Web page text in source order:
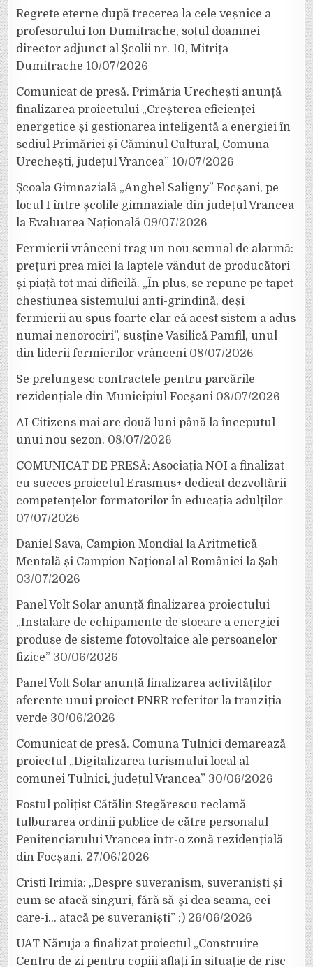
Regrete eterne după trecerea la cele veșnice a
profesorului Ion Dumitrache, soțul doamnei
director adjunct al Școlii nr. 10, Mitrița
Dumitrache 10/07/2026
Comunicat de presă. Primăria Urechești anunță
finalizarea proiectului „Creșterea eficienței
energetice și gestionarea inteligentă a energiei în
sediul Primăriei și Căminul Cultural, Comuna
Urechești, județul Vrancea” 10/07/2026
Școala Gimnazială „Anghel Saligny” Focșani, pe
locul I între școlile gimnaziale din județul Vrancea
la Evaluarea Națională 09/07/2026
Fermierii vrânceni trag un nou semnal de alarmă:
prețuri prea mici la laptele vândut de producători
și piață tot mai dificilă. „În plus, se repune pe tapet
chestiunea sistemului anti-grindină, deși
fermierii au spus foarte clar că acest sistem a adus
numai nenorociri”, susține Vasilică Pamfil, unul
din liderii fermierilor vrânceni 08/07/2026
Se prelungesc contractele pentru parcările
rezidențiale din Municipiul Focșani 08/07/2026
AI Citizens mai are două luni până la începutul
unui nou sezon. 08/07/2026
COMUNICAT DE PRESĂ: Asociația NOI a finalizat
cu succes proiectul Erasmus+ dedicat dezvoltării
competențelor formatorilor în educația adulților
07/07/2026
Daniel Sava, Campion Mondial la Aritmetică
Mentală și Campion Național al României la Șah
03/07/2026
Panel Volt Solar anunță finalizarea proiectului
„Instalare de echipamente de stocare a energiei
produse de sisteme fotovoltaice ale persoanelor
fizice” 30/06/2026
Panel Volt Solar anunță finalizarea activităților
aferente unui proiect PNRR referitor la tranziția
verde 30/06/2026
Comunicat de presă. Comuna Tulnici demarează
proiectul „Digitalizarea turismului local al
comunei Tulnici, județul Vrancea” 30/06/2026
Fostul polițist Cătălin Stegărescu reclamă
tulburarea ordinii publice de către personalul
Penitenciarului Vrancea într-o zonă rezidențială
din Focșani. 27/06/2026
Cristi Irimia: „Despre suveranism, suveraniști și
cum se atacă singuri, fără să-și dea seama, cei
care-i… atacă pe suveraniști” :) 26/06/2026
UAT Năruja a finalizat proiectul „Construire
Centru de zi pentru copiii aflați în situație de risc